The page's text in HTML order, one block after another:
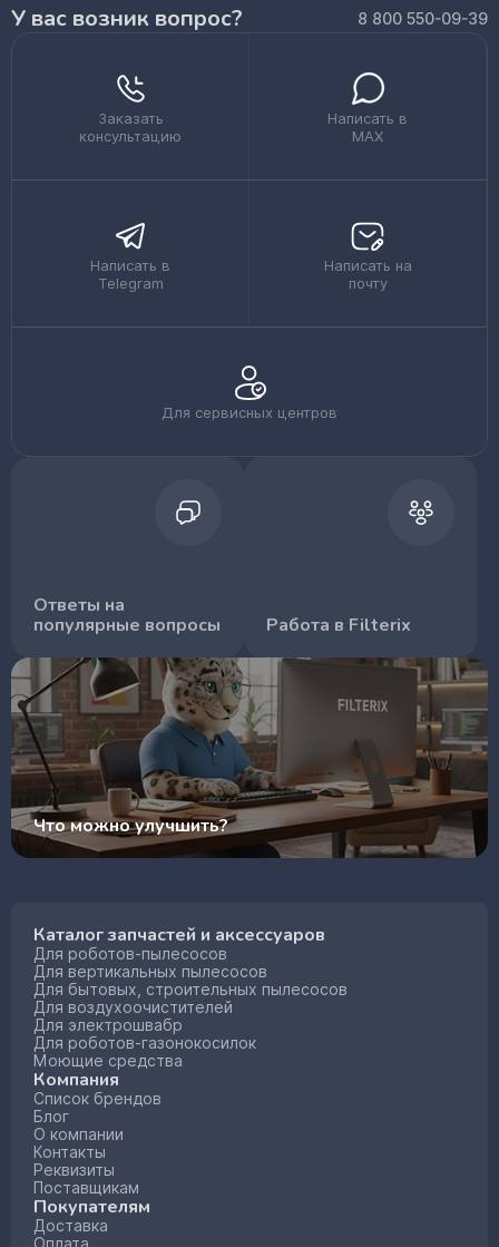
У вас возник вопрос? 8 800 550-09-39
Заказать
консультацию
Написать в
MAX
Написать в
Telegram
Написать на
почту
Для сервисных центров
Ответы на
популярные вопросы
Работа в Filterix
Что можно улучшить?
Каталог запчастей и аксессуаров
Для роботов-пылесосов
Для вертикальных пылесосов
Для бытовых, строительных пылесосов
Для воздухоочистителей
Для электрошвабр
Для роботов-газонокосилок
Моющие средства
Компания
Список брендов
Блог
О компании
Контакты
Реквизиты
Поставщикам
Покупателям
Доставка